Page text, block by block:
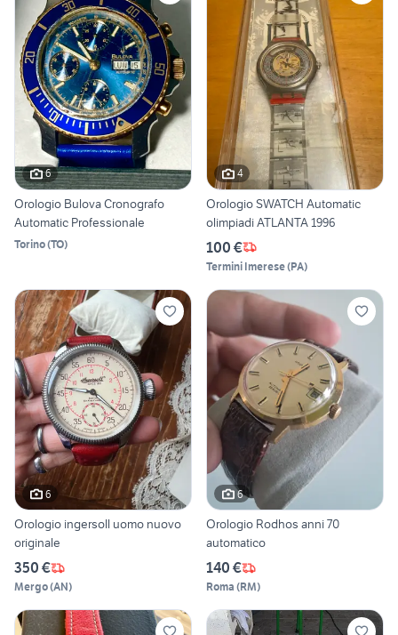
6
Orologio Bulova Cronografo
Automatic Professionale
Torino(TO)
4
Orologio SWATCH Automatic
olimpiadi ATLANTA 1996
100 €
Termini Imerese(PA)
6
Orologio ingersoll uomo nuovo
originale
350 €
Mergo(AN)
6
Orologio Rodhos anni 70
automatico
140 €
Roma (RM)